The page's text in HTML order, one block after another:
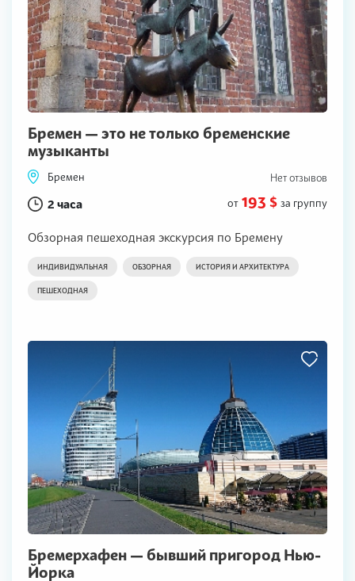
Бремен — это не только бременские
музыканты
Бремен Нет отзывов
2 часа от 193 $ за группу
Обзорная пешеходная экскурсия по Бремену
ИНДИВИДУАЛЬНАЯ ОБЗОРНАЯ ИСТОРИЯ И АРХИТЕКТУРА
ПЕШЕХОДНАЯ
Бремерхафен — бывший пригород Нью-
Йорка